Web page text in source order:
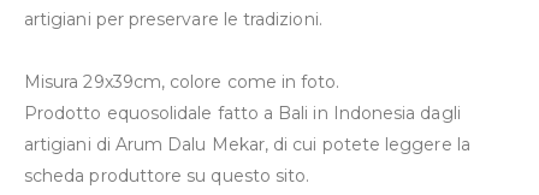
artigiani per preservare le tradizioni.
Misura 29x39cm, colore come in foto.
Prodotto equosolidale fatto a Bali in Indonesia dagli
artigiani di Arum Dalu Mekar, di cui potete leggere la
scheda produttore su questo sito.